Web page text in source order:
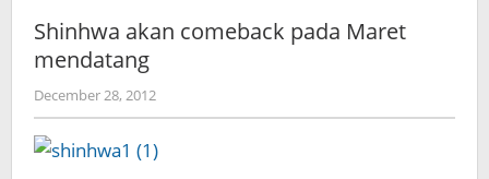
Shinhwa akan comeback pada Maret
mendatang
December 28, 2012by
Koreanindo